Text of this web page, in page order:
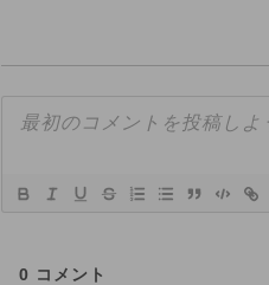
0 コメント